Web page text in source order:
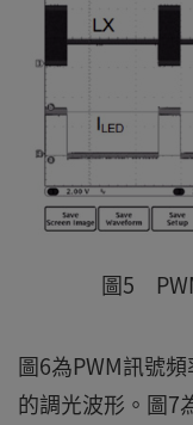
圖5
圖6為PWM訊號
的調光波形。圖7